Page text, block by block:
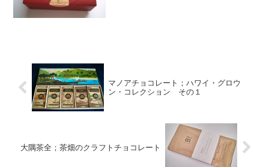
マノアチョコレート；ハワイ・グロウ
ン・コレクション その１
大隅茶全；茶畑のクラフトチョコレート